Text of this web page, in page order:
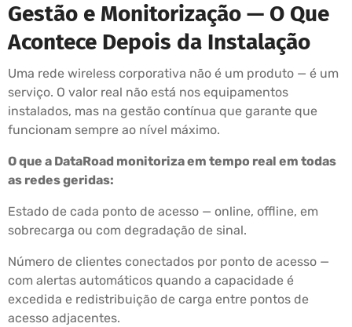
Gestão e Monitorização — O Que
Acontece Depois da Instalação
Uma rede wireless corporativa não é um produto — é um
serviço. O valor real não está nos equipamentos
instalados, mas na gestão contínua que garante que
funcionam sempre ao nível máximo.
O que a DataRoad monitoriza em tempo real em todas
as redes geridas:
Estado de cada ponto de acesso — online, offline, em
sobrecarga ou com degradação de sinal.
Número de clientes conectados por ponto de acesso —
com alertas automáticos quando a capacidade é
excedida e redistribuição de carga entre pontos de
acesso adjacentes.